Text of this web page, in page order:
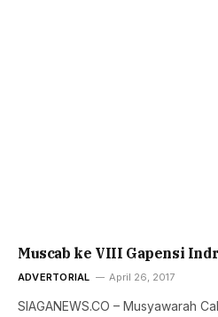
Muscab ke VIII Gapensi
ADVERTORIAL April 26, 2017
SIAGANEWS.CO – Musyawarah